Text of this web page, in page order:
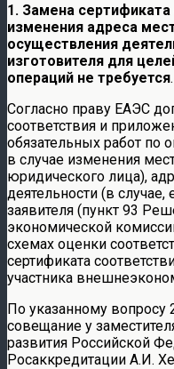
1. Замена сертификата
изменения адреса
осуществления
изготовителя для
операций не требуется.
Согласно праву ЕАЭС
соответствия и
обязательных работ по
в случае изменения
юридического лица),
деятельности (в случае,
заявителя (пункт 93
экономической
схемах оценки
сертификата
участника
По указанному вопросу
совещание у
развития Российской
Росаккредитации А.И.